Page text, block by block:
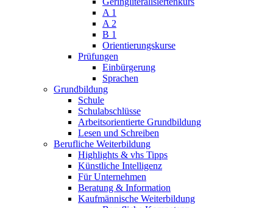
A 1
A 2
B 1
Orientierungskurse
Prüfungen
Einbürgerung
Sprachen
Grundbildung
Schule
Schulabschlüsse
Arbeitsorientierte Grundbildung
Lesen und Schreiben
Berufliche Weiterbildung
Highlights & vhs Tipps
Künstliche Intelligenz
Für Unternehmen
Beratung & Information
Kaufmännische Weiterbildung